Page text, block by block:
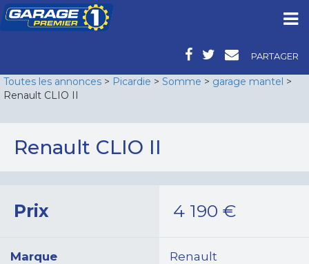
PARTAGER
Toutes les annonces > Picardie > Somme > garage mantel >
Renault CLIO II
Renault CLIO II
Prix 4 190 €
Marque Renault